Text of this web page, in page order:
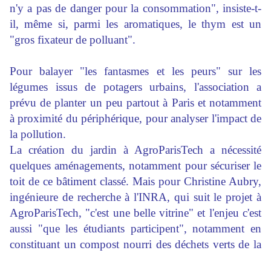
n'y a pas de danger pour la consommation", insiste-t-
il, même si, parmi les aromatiques, le thym est un
"gros fixateur de polluant".
Pour balayer "les fantasmes et les peurs" sur les
légumes issus de potagers urbains, l'association a
prévu de planter un peu partout à Paris et notamment
à proximité du périphérique, pour analyser l'impact de
la pollution.
La création du jardin à AgroParisTech a nécessité
quelques aménagements, notamment pour sécuriser le
toit de ce bâtiment classé. Mais pour Christine Aubry,
ingénieure de recherche à l'INRA, qui suit le projet à
AgroParisTech, "c'est une belle vitrine" et l'enjeu c'est
aussi "que les étudiants participent", notamment en
constituant un compost nourri des déchets verts de la